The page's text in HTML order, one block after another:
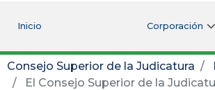
Inicio Corporación
Consejo Superior de la Judicatura
El Consejo Superior de la